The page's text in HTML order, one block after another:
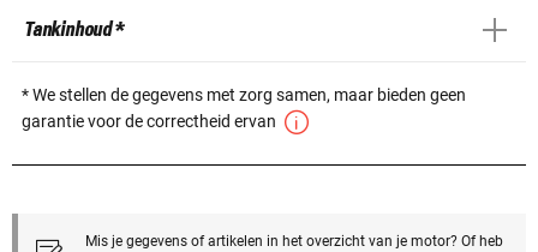
Tankinhoud *
* We stellen de gegevens met zorg samen, maar bieden geen
garantie voor de correctheid ervan
Mis je gegevens of artikelen in het overzicht van je motor? Of heb